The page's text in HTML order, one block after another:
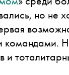
но не
командами.
и